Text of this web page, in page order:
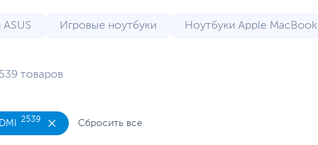
Игровые ноутбуки Ноутбуки Apple MacBook
товар)
RTX 5090 Сенсорные ноутбуки
товаров
2539 Сбросить все